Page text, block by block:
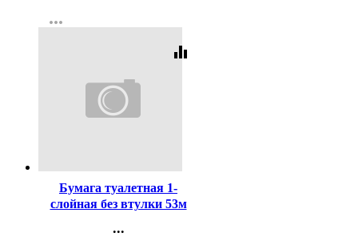
Регистрация
more_horiz
equalizer
Бумага туалетная 1-
слойная без втулки 53м
...